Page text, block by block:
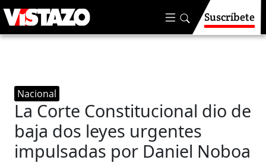
Suscríbete
Nacional
La Corte Constitucional dio de
baja dos leyes urgentes
impulsadas por Daniel Noboa